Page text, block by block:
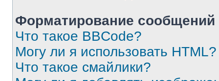
Форматирование
Что такое BBCode?
Могу ли я использовать HTML?
Что такое смайлики?